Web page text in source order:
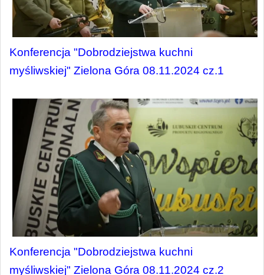
Konferencja "Dobrodziejstwa kuchni
myśliwskiej" Zielona Góra 08.11.2024 cz.1
Konferencja "Dobrodziejstwa kuchni
myśliwskiej" Zielona Góra 08.11.2024 cz.2